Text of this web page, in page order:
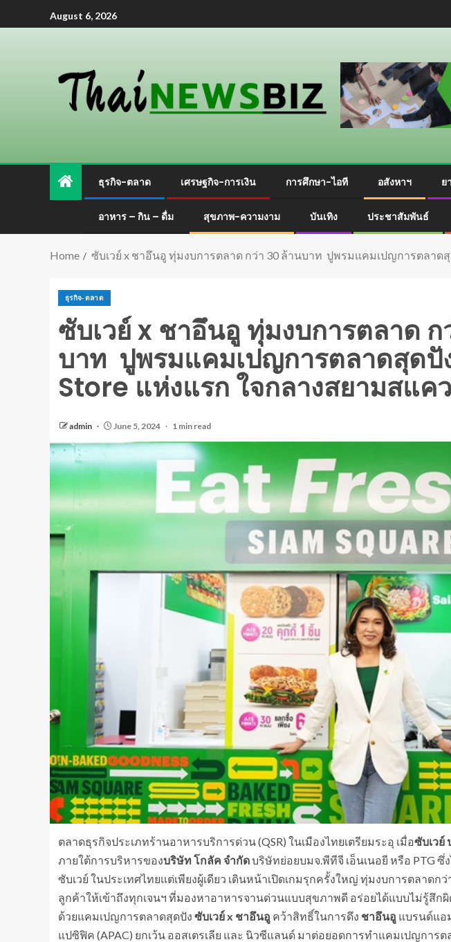
August 6, 2026
ธุรกิจ-ตลาด เศรษฐกิจ-การเงิน การศึกษา-ไอที อสังหาฯ ย
อาหาร – กิน – ดื่ม สุขภาพ-ความงาม บันเทิง ประชาสัมพันธ์
Home ซับเวย์ x ชาอึนอู ทุ่มงบการตลาด กว่า 30 ล้านบาท ปูพรมแคมเปญการตลาดสุ
ธุรกิจ-ตลาด
ซับเวย์ x ชาอึนอู ทุ่มงบการตลาด
บาท ปูพรมแคมเปญการตลาดสุดปั
Store แห่งแรก ใจกลางสยามสแค
admin June 5, 2024 1 min read
ตลาดธุรกิจประเภทร้านอาหารบริการด่วน (QSR) ในเมืองไทยเตรียมระอุ เมื่อซับเวย์
ภายใต้การบริหารของบริษัท โกลัค จำกัดบริษัทย่อยบมจ.พีทีจี เอ็นเนอยี หรือ PTG
ซับเวย์ ในประเทศไทยแต่เพียงผู้เดียว เดินหน้าเปิดเกมรุกครั้งใหญ่ ทุ่มงบการตลาดก
ลูกค้าให้เข้าถึงทุกเจนฯ ที่มองหาอาหารจานด่วนแบบสุขภาพดี อร่อยได้แบบไม่รู้สึก
ด้วยแคมเปญการตลาดสุดปัง ซับเวย์ x ชาอึนอู คว้าสิทธิ์ในการดึง ชาอึนอู แบรนด์แอ
แปซิฟิค (APAC) ยกเว้น ออสเตรเลีย และ นิวซีแลนด์ มาต่อยอดการทำแคมเปญการ